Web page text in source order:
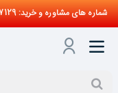
شماره های مشاوره و خرید: 57129-021 و 09121759502